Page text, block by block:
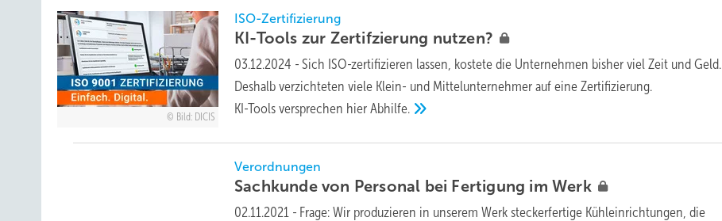
Bild: DICIS
ISO-Zertifizierung
KI-Tools zur Zertifzierung nutzen?
03.12.2024 - Sich ISO-zertifizieren lassen, kostete die Unternehmen bisher viel Zeit und Geld.
Deshalb verzichteten viele Klein- und Mittelunternehmer auf eine Zertifizierung.
KI-Tools versprechen hierAbhilfe.
Verordnungen
Sachkunde von Personal bei Fertigung imWerk
02.11.2021 - Frage: Wir produzieren in unserem Werk steckerfertige Kühleinrichtungen, die